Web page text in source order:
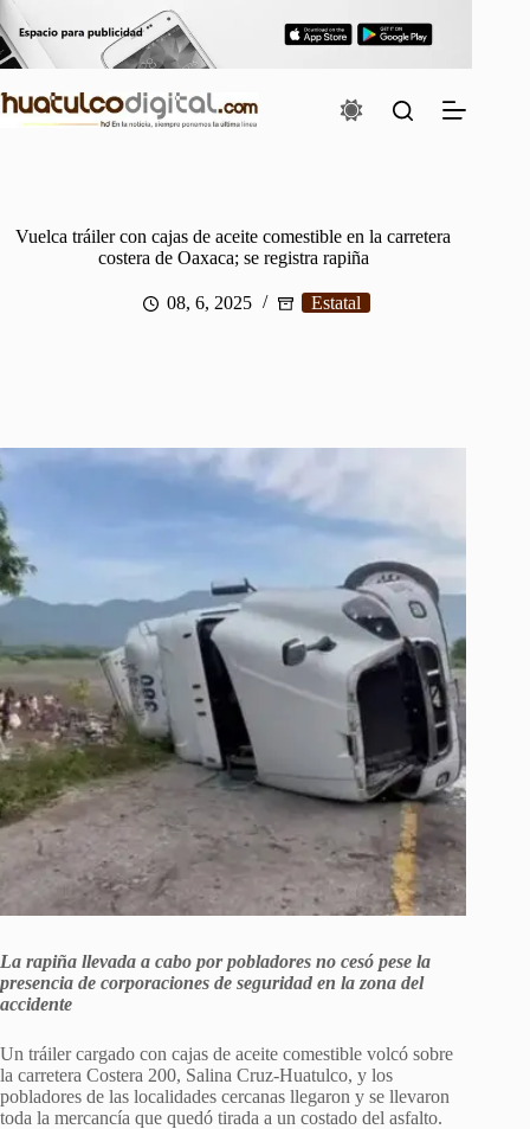
al
contenido
Vuelca tráiler con cajas de aceite comestible en la carretera
costera de Oaxaca; se registra rapiña
08, 6, 2025 Estatal
La rapiña llevada a cabo por pobladores no cesó pese la
presencia de corporaciones de seguridad en la zona del
accidente
Un tráiler cargado con cajas de aceite comestible volcó sobre
la carretera Costera 200, Salina Cruz-Huatulco, y los
pobladores de las localidades cercanas llegaron y se llevaron
toda la mercancía que quedó tirada a un costado del asfalto.